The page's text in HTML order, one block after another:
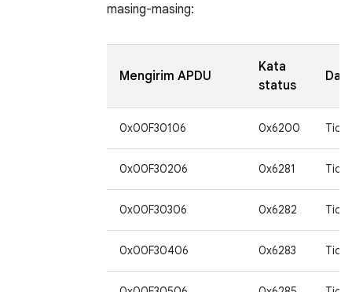
masing-masing:
Mengirim APDU
Kata
status
0x00F30106 0x6200
0x00F30206 0x6281
0x00F30306 0x6282
0x00F30406 0x6283